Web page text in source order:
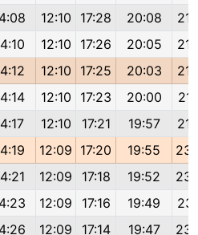
12:10 17:28 20:08
12:10 17:26 20:05
12:10 17:25 20:03
12:10 17:23 20:00
12:10 17:21 19:57
12:09 17:20 19:55
12:09 17:18 19:52
12:09 17:16 19:49
12:09 17:14 19:47